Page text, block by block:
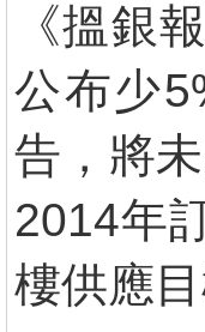
《搵銀
公布少
告，將
2014年
樓供應